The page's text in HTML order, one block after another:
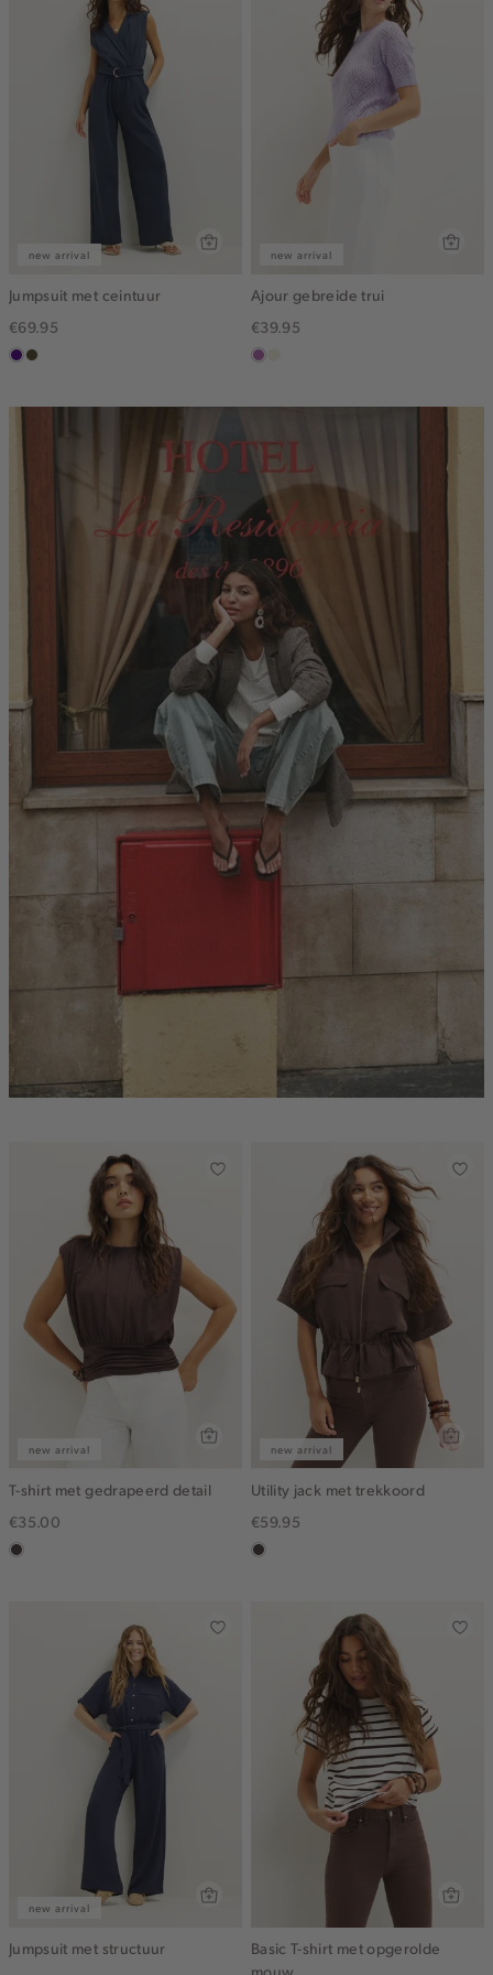
new arrival
Jumpsuit met ceintuur
€69.95
indigogroen,
midden
new arrival
Ajour gebreide trui
€39.95
lila
new arrival
T-shirt met gedrapeerd detail
€35.00
choco
new arrival
Utility jack met trekkoord
€59.95
choco
new arrival
Jumpsuit met structuur
Basic T-shirt met opgerolde